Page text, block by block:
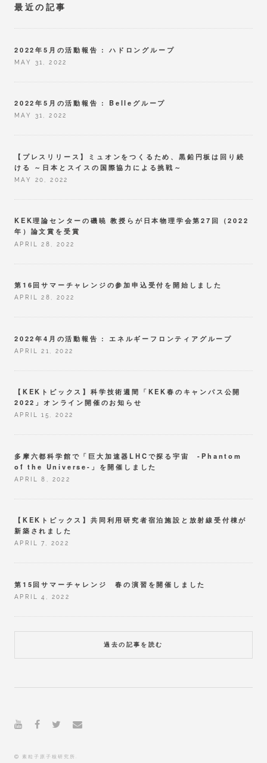
最近の記事
2022年5月の活動報告 : ハドロングループ
MAY 31, 2022
2022年5月の活動報告 : Belleグループ
MAY 31, 2022
【プレスリリース】ミュオンをつくるため、黒鉛円板は回り続
ける ～日本とスイスの国際協力による挑戦～
MAY 20, 2022
KEK理論センターの磯暁 教授らが日本物理学会第27回（2022
年）論文賞を受賞
APRIL 28, 2022
第16回サマーチャレンジの参加申込受付を開始しました
APRIL 28, 2022
2022年4月の活動報告 : エネルギーフロンティアグループ
APRIL 21, 2022
【KEKトピックス】科学技術週間「KEK春のキャンパス公開
2022」オンライン開催のお知らせ
APRIL 15, 2022
多摩六都科学館で「巨大加速器LHCで探る宇宙 -Phantom
of the Universe-」を開催しました
APRIL 8, 2022
【KEKトピックス】共同利用研究者宿泊施設と放射線受付棟が
新築されました
APRIL 7, 2022
第15回サマーチャレンジ 春の演習を開催しました
APRIL 4, 2022
過去の記事を読む
素粒子原子核研究所.